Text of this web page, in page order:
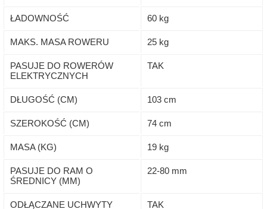
ŁADOWNOŚĆ 60 kg
MAKS. MASA ROWERU 25 kg
PASUJE DO ROWERÓW
ELEKTRYCZNYCH
TAK
DŁUGOŚĆ (CM) 103 cm
SZEROKOŚĆ (CM) 74 cm
MASA (KG) 19 kg
PASUJE DO RAM O
ŚREDNICY (MM)
22-80 mm
ODŁĄCZANE UCHWYTY
TAK